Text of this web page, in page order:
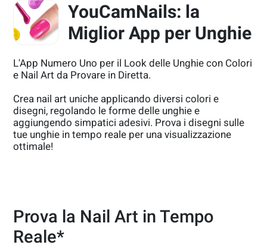
YouCamNails: la
Miglior App per Unghie
L'App Numero Uno per il Look delle Unghie con Colori
e Nail Art da Provare in Diretta.
Crea nail art uniche applicando diversi colori e
disegni, regolando le forme delle unghie e
aggiungendo simpatici adesivi. Prova i disegni sulle
tue unghie in tempo reale per una visualizzazione
ottimale!
Prova la Nail Art in Tempo
Reale*